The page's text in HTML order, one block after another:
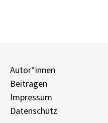
Autor*innen
Beitragen
Impressum
Datenschutz